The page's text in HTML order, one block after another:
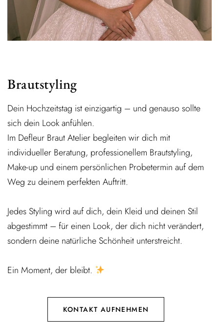
Brautstyling
Dein Hochzeitstag ist einzigartig – und genauso sollte
sich dein Look anfühlen.
Im Defleur Braut Atelier begleiten wir dich mit
individueller Beratung, professionellem Brautstyling,
Make-up und einem persönlichen Probetermin auf dem
Weg zu deinem perfekten Auftritt.
Jedes Styling wird auf dich, dein Kleid und deinen Stil
abgestimmt – für einen Look, der dich nicht verändert,
sondern deine natürliche Schönheit unterstreicht.
Ein Moment, der bleibt.
KONTAKT AUFNEHMEN